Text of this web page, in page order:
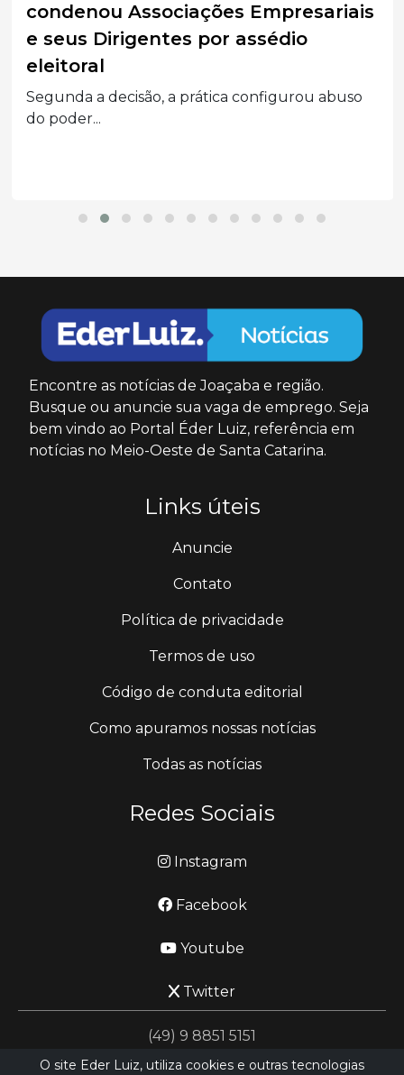
condenou Associações Empresariais
e seus Dirigentes por assédio
eleitoral
Segunda a decisão, a prática configurou abuso
do poder...
Encontre as notícias de Joaçaba e região.
Busque ou anuncie sua vaga de emprego. Seja
bem vindo ao Portal Éder Luiz, referência em
notícias no Meio-Oeste de Santa Catarina.
Links úteis
Anuncie
Contato
Política de privacidade
Termos de uso
Código de conduta editorial
Como apuramos nossas notícias
Todas as notícias
Redes Sociais
Instagram
Facebook
Youtube
Twitter
(49) 9 8851 5151
O site Eder Luiz, utiliza cookies e outras tecnologias